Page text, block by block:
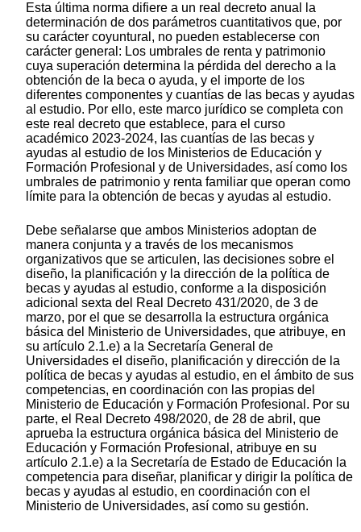
Esta última norma difiere a un real decreto anual la
determinación de dos parámetros cuantitativos que, por
su carácter coyuntural, no pueden establecerse con
carácter general: Los umbrales de renta y patrimonio
cuya superación determina la pérdida del derecho a la
obtención de la beca o ayuda, y el importe de los
diferentes componentes y cuantías de las becas y ayudas
al estudio. Por ello, este marco jurídico se completa con
este real decreto que establece, para el curso
académico 2023-2024, las cuantías de las becas y
ayudas al estudio de los Ministerios de Educación y
Formación Profesional y de Universidades, así como los
umbrales de patrimonio y renta familiar que operan como
límite para la obtención de becas y ayudas al estudio.
Debe señalarse que ambos Ministerios adoptan de
manera conjunta y a través de los mecanismos
organizativos que se articulen, las decisiones sobre el
diseño, la planificación y la dirección de la política de
becas y ayudas al estudio, conforme a la disposición
adicional sexta del Real Decreto 431/2020, de 3 de
marzo, por el que se desarrolla la estructura orgánica
básica del Ministerio de Universidades, que atribuye, en
su artículo 2.1.e) a la Secretaría General de
Universidades el diseño, planificación y dirección de la
política de becas y ayudas al estudio, en el ámbito de sus
competencias, en coordinación con las propias del
Ministerio de Educación y Formación Profesional. Por su
parte, el Real Decreto 498/2020, de 28 de abril, que
aprueba la estructura orgánica básica del Ministerio de
Educación y Formación Profesional, atribuye en su
artículo 2.1.e) a la Secretaría de Estado de Educación la
competencia para diseñar, planificar y dirigir la política de
becas y ayudas al estudio, en coordinación con el
Ministerio de Universidades, así como su gestión.